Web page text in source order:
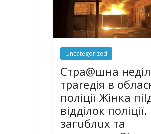
Uncategorized
Стра@шна
траrедія в
поліції Жінка
відділок
загuблuх та